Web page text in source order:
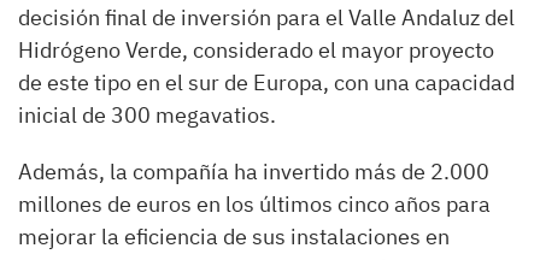
decisión final de inversión para el Valle Andaluz del
Hidrógeno Verde, considerado el mayor proyecto
de este tipo en el sur de Europa, con una capacidad
inicial de 300 megavatios.
Además, la compañía ha invertido más de 2.000
millones de euros en los últimos cinco años para
mejorar la eficiencia de sus instalaciones en